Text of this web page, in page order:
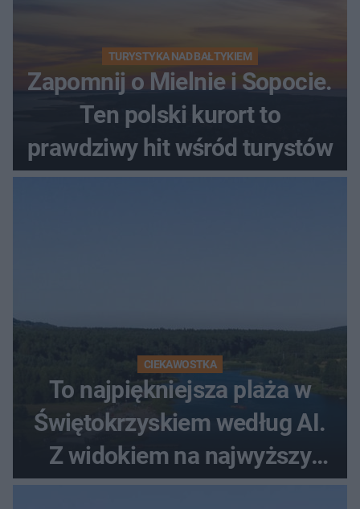
TURYSTYKA NAD BAŁTYKIEM
Zapomnij o Mielnie i Sopocie.
Ten polski kurort to
prawdziwy hit wśród turystów
CIEKAWOSTKA
To najpiękniejsza plaża w
Świętokrzyskiem według AI.
Z widokiem na najwyższy
szczyt Gór Świętokrzyskich